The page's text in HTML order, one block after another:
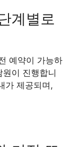
계별로
예약이 가능하
이 진행합니
가 제공되며,